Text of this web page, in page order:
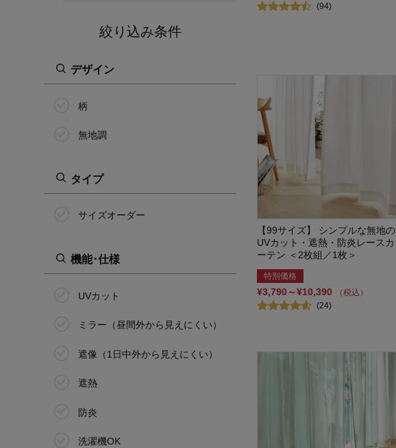
絞り込み条件
デザイン
柄
無地調
タイプ
サイズオーダー
機能･仕様
UVカット
ミラー（昼間外から見えにくい）
遮像（1日中外から見えにくい）
遮熱
防炎
洗濯機OK
(94)
【99サイズ】 シンプルな無地の
UVカット・遮熱・防炎レースカ
ーテン ＜2枚組／1枚＞
特別価格
¥3,790～¥10,390
（税込）
(24)